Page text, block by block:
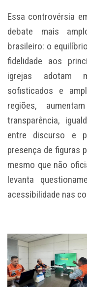
Essa controvérsia
debate mais
brasileiro: o
fidelidade aos
igrejas adotam
sofisticados e
regiões,
transparência,
entre discurso e
presença de figuras
mesmo que não
levanta
acessibilidade nas